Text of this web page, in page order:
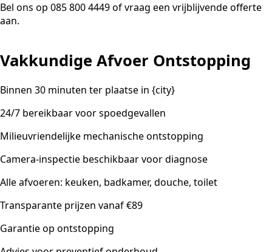
Bel ons op 085 800 4449 of vraag een vrijblijvende offerte
aan.
Vakkundige Afvoer Ontstopping
Binnen 30 minuten ter plaatse in {city}
24/7 bereikbaar voor spoedgevallen
Milieuvriendelijke mechanische ontstopping
Camera-inspectie beschikbaar voor diagnose
Alle afvoeren: keuken, badkamer, douche, toilet
Transparante prijzen vanaf €89
Garantie op ontstopping